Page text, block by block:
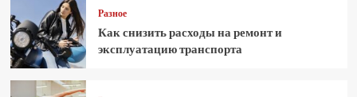
Разное
Как снизить расходы на ремонт и
эксплуатацию транспорта